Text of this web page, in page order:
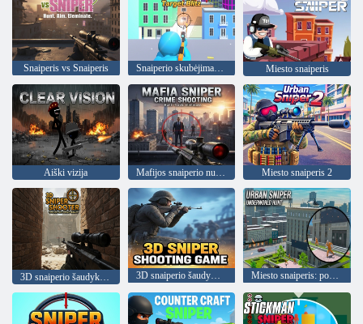
Snaiperis vs Snaiperis Snaiperio skubėjimas: „Target Blitz“. Miesto snaiperis
Aiški vizija Mafijos snaiperio nusikaltimų šaudymas Miesto snaiperis 2
3D snaiperio šaudymo žaidimas Miesto snaiperis: požemio medžioklė